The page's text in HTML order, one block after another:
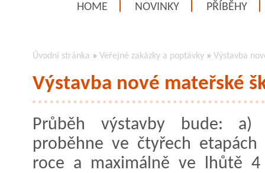
HOME NOVINKY PŘÍBĚHY
Úvodní stránka » Veřejné zakázky a poptávky » Výstavba
Výstavba nové mateřské
Průběh výstavby bude: a)
proběhne ve čtyřech etapách
roce a maximálně ve lhůtě